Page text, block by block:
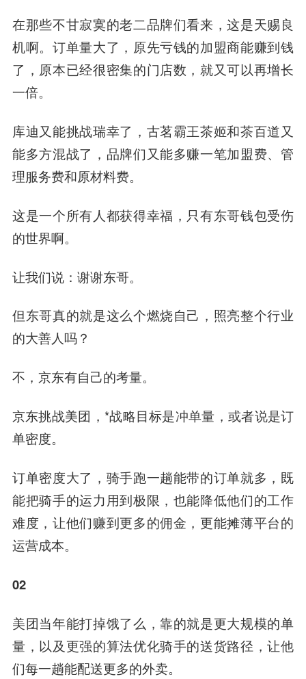
在那些不甘寂寞的老二品牌们看来，这是天赐良
机啊。订单量大了，原先亏钱的加盟商能赚到钱
了，原本已经很密集的门店数，就又可以再增长
一倍。
库迪又能挑战瑞幸了，古茗霸王茶姬和茶百道又
能多方混战了，品牌们又能多赚一笔加盟费、管
理服务费和原材料费。
这是一个所有人都获得幸福，只有东哥钱包受伤
的世界啊。
让我们说：谢谢东哥。
但东哥真的就是这么个燃烧自己，照亮整个行业
的大善人吗？
不，京东有自己的考量。
京东挑战美团，*战略目标是冲单量，或者说是订
单密度。
订单密度大了，骑手跑一趟能带的订单就多，既
能把骑手的运力用到极限，也能降低他们的工作
难度，让他们赚到更多的佣金，更能摊薄平台的
运营成本。
02
美团当年能打掉饿了么，靠的就是更大规模的单
量，以及更强的算法优化骑手的送货路径，让他
们每一趟能配送更多的外卖。